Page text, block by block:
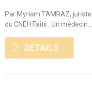
Par Myriam TAMRAZ,
du CNEH Faits : Un médecin...
DETAILS